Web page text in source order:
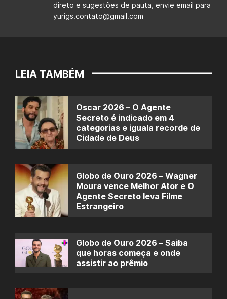
direto e sugestões de pauta, envie email para
yurigs.contato@gmail.com
LEIA TAMBÉM
Oscar 2026 – O Agente
Secreto é indicado em 4
categorias e iguala recorde de
Cidade de Deus
Globo de Ouro 2026 – Wagner
Moura vence Melhor Ator e O
Agente Secreto leva Filme
Estrangeiro
Globo de Ouro 2026 – Saiba
que horas começa e onde
assistir ao prêmio